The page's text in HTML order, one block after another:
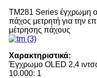
TM281 Series έγχρωμη
πάχος μετρητή για την
μέτρησης πάχους
Χαρακτηριστικά:
Έγχρωμο OLED 2,4
10.000: 1